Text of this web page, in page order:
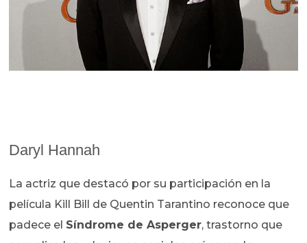
Daryl Hannah
La actriz que destacó por su participación en la
película Kill Bill de Quentin Tarantino reconoce que
padece el Síndrome de Asperger, trastorno que